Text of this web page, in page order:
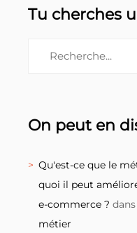
Tu cherches
On peut en
Qu'est-ce que le
quoi il peut
e-commerce ? dans
métier